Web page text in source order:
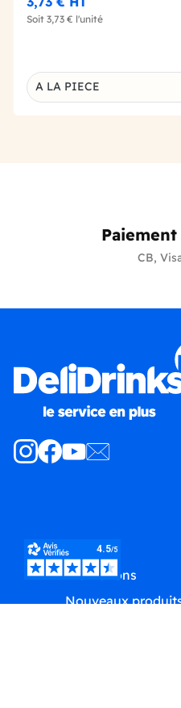
Soit 3,73 € l'unité
Déclinaison du produit
A LA PIECE
CB,
Produits
Promotions
Nouveaux